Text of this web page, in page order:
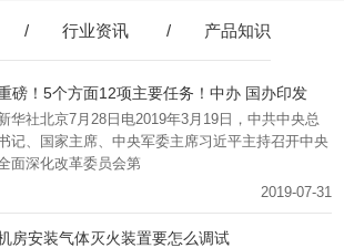
/ 行业资讯 / 产品知识
磅！5个方面12项主要任务！中办 国办印发
关于深化消防执法改革的意见》
华社北京7月28日电2019年3月19日，中共中央总
记、国家主席、中央军委主席习近平主持召开中央
面深化改革委员会第
2019-07-31
房安装气体灭火装置要怎么调试